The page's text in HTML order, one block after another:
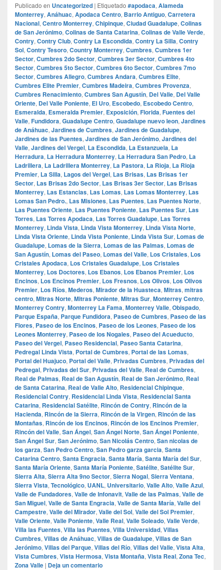
Publicado en Uncategorized | Etiquetado #apodaca, Alameda
Monterrey, Anáhuac, Apodaca Centro, Barrio Antiguo, Carretera
Nacional, Centro Monterrey, Chipinque, Ciudad Guadalupe, Colinas
de San Jerónimo, Colinas de Santa Catarina, Colinas de Valle Verde,
Contry, Contry Club, Contry La Escondida, Contry La Silla, Contry
Sol, Contry Tesoro, Country Monterrey, Cumbres, Cumbres 1er
Sector, Cumbres 2do Sector, Cumbres 3er Sector, Cumbres 4to
Sector, Cumbres 5to Sector, Cumbres 6to Sector, Cumbres 7mo
Sector, Cumbres Allegro, Cumbres Andara, Cumbres Elite,
Cumbres Elite Premier, Cumbres Madeira, Cumbres Provenza,
Cumbres Renacimiento, Cumbres San Agustín, Del Valle, Del Valle
Oriente, Del Valle Poniente, El Uro, Escobedo, Escobedo Centro,
Esmeralda, Esmeralda Premier, Exposición, Florida, Fuentes del
Valle, Fundidora, Guadalupe Centro, Guadalupe nuevo leon, Jardines
de Anáhuac, Jardines de Cumbres, Jardines de Guadalupe,
Jardines de las Puentes, Jardines de San Jerónimo, Jardines del
Valle, Jardines del Vergel, La Escondida, La Estanzuela, La
Herradura, La Herradura Monterrey, La Herradura San Pedro, La
Ladrillera, La Ladrillera Monterrey, La Pastora, La Rioja, La Rioja
Premier, La Silla, Lagos del Vergel, Las Brisas, Las Brisas 1er
Sector, Las Brisas 2do Sector, Las Brisas 3er Sector, Las Brisas
Monterrey, Las Estancias, Las Lomas, Las Lomas Monterrey, Las
Lomas San Pedro., Las Misiones, Las Puentes, Las Puentes Norte,
Las Puentes Oriente, Las Puentes Poniente, Las Puentes Sur, Las
Torres, Las Torres Apodaca, Las Torres Guadalupe, Las Torres
Monterrey, Linda Vista, Linda Vista Monterrey, Linda Vista Norte,
Linda Vista Oriente, Linda Vista Poniente, Linda Vista Sur, Lomas de
Guadalupe, Lomas de la Sierra, Lomas de las Palmas, Lomas de
San Agustín, Lomas del Paseo, Lomas del Valle, Los Cristales, Los
Cristales Apodaca, Los Cristales Guadalupe, Los Cristales
Monterrey, Los Doctores, Los Ebanos, Los Ebanos Premier, Los
Encinos, Los Encinos Premier, Los Fresnos, Los Olivos, Los Olivos
Premier, Los Ríos, Mederos, Mirador de la Huasteca, Mitras, mitras
centro, Mitras Norte, Mitras Poniente, Mitras Sur, Monterrey Centro,
Monterrey Contry, Monterrey La Fama, Monterrey Valle, Obispado,
Parque España, Parque Fundidora, Paseo de Cumbres, Paseo de las
Flores, Paseo de los Encinos, Paseo de los Leones, Paseo de los
Leones Monterrey, Paseo de los Nogales, Paseo del Acueducto,
Paseo del Vergel, Paseo Residencial, Paseo Santa Catarina,
Pedregal Linda Vista, Portal de Cumbres, Portal de las Lomas,
Portal del Huajuco, Portal del Valle, Privadas Cumbres, Privadas del
Pedregal, Privadas del Sur, Privadas del Valle, Real de Cumbres,
Real de Palmas, Real de San Agustín, Real de San Jerónimo, Real
de Santa Catarina, Real de Valle Alto, Residencial Chipinque,
Residencial Contry, Residencial Linda Vista, Residencial Santa
Catarina, Residencial Satélite, Rincón de Contry, Rincón de la
Hacienda, Rincón de la Sierra, Rincón de la Virgen, Rincón de las
Montañas, Rincón de los Encinos, Rincón de los Encinos Premier,
Rincón del Valle, San Ángel, San Ángel Norte, San Ángel Poniente,
San Ángel Sur, San Jerónimo, San Nicolás Centro, San nicolas de
los garza, San Pedro Centro, San Pedro garza garcia, Santa
Catarina Centro, Santa Engracia, Santa María, Santa María del Sur,
Santa María Oriente, Santa María Poniente, Satélite, Satélite Sur,
Sierra Alta, Sierra Alta 9no Sector, Sierra Nogal, Sierra Ventana,
Sierra Vista, Tecnológico, UANL, Universitario, Valle Alto, Valle Azul,
Valle de Fundadores, Valle de Infonavit, Valle de las Palmas, Valle de
San Miguel, Valle de Santa Engracia, Valle de Santa María, Valle del
Campestre, Valle del Mirador, Valle del Sol, Valle del Sol Premier,
Valle Oriente, Valle Poniente, Valle Real, Valle Soleado, Valle Verde,
Villa las Fuentes, Villa las Puentes, Villa Universidad, Villas
Cumbres, Villas de Anáhuac, Villas de Guadalupe, Villas de San
Jerónimo, Villas del Parque, Villas del Río, Villas del Valle, Vista Alta,
Vista Cumbres, Vista Hermosa, Vista Montaña, Vista Real, Zona Tec,
Zona Valle | Deja un comentario